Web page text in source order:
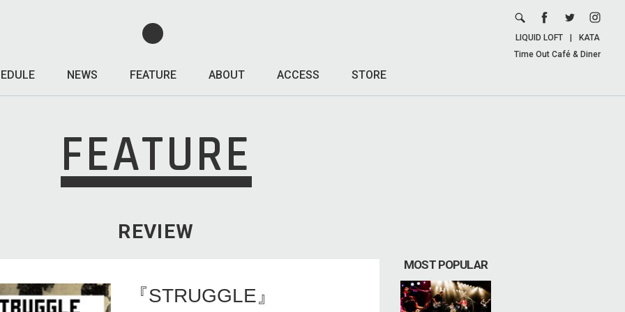
NEWS FEATURE ABOUT ACCESS STORE
LIQUID LOFT
KATA
Time Out Café & Diner
FEATURE
REVIEW
『STRUGGLE』
MOST POPULAR